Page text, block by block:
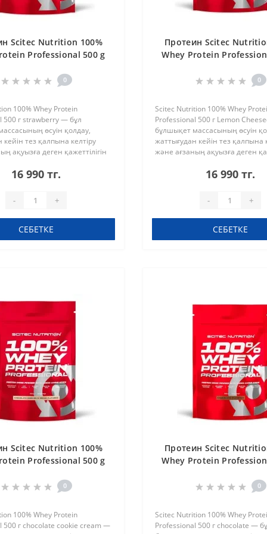
Scitec Nutrition 100%
Professional 500 g
0
100% Whey Protein
500 г strawberry — бұл
өсуін қолдау,
тез қалпына келтіру
ақуызға деген қажеттілігін
ақуызы. Формул..
16 990 тг.
- +
СЕБЕТКЕ
Протеин Scitec
Whey Protein
0
Scitec Nutrition 100% Whey
Professional 500 г Lemon
бұлшықет массасының өсуін
жаттығудан кейін тез қалпына
және ағзаның ақуызға деген
сапалы сарысу ақуызы. ..
16 990 тг.
- +
СЕБЕТКЕ
Scitec Nutrition 100%
Professional 500 g
0
100% Whey Protein
500 г chocolate cookie cream —
Протеин Scitec
Whey Protein
0
Scitec Nutrition 100% Whey
Professional 500 г chocolate —